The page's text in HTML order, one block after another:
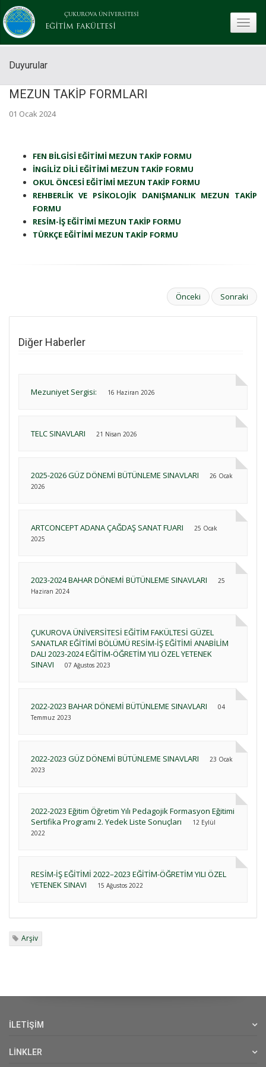
ÇUKUROVA ÜNİVERSİTESİ
EĞİTİM FAKÜLTESİ
Duyurular
MEZUN TAKİP FORMLARI
01 Ocak 2024
FEN BİLGİSİ EĞİTİMİ MEZUN TAKİP FORMU
İNGİLİZ DİLİ EĞİTİMİ MEZUN TAKİP FORMU
OKUL ÖNCESİ EĞİTİMİ MEZUN TAKİP FORMU
REHBERLİK VE PSİKOLOJİK DANIŞMANLIK MEZUN TAKİP
FORMU
RESİM-İŞ EĞİTİMİ MEZUN TAKİP FORMU
TÜRKÇE EĞİTİMİ MEZUN TAKİP FORMU
Önceki Sonraki
Diğer Haberler
Mezuniyet Sergisi: 16 Haziran 2026
TELC SINAVLARI 21 Nisan 2026
2025-2026 GÜZ DÖNEMİ BÜTÜNLEME SINAVLARI
26 Ocak
2026
ARTCONCEPT ADANA ÇAĞDAŞ SANAT FUARI
25 Ocak
2025
2023-2024 BAHAR DÖNEMİ BÜTÜNLEME SINAVLARI
25
Haziran 2024
ÇUKUROVA ÜNİVERSİTESİ EĞİTİM FAKÜLTESİ GÜZEL
SANATLAR EĞİTİMİ BÖLÜMÜ RESİM-İŞ EĞİTİMİ ANABİLİM
DALI 2023-2024 EĞİTİM-ÖĞRETİM YILI ÖZEL YETENEK
SINAVI
07 Ağustos 2023
2022-2023 BAHAR DÖNEMİ BÜTÜNLEME SINAVLARI
04
Temmuz 2023
2022-2023 GÜZ DÖNEMİ BÜTÜNLEME SINAVLARI
23 Ocak
2023
2022-2023 Eğitim Öğretim Yılı Pedagojik Formasyon Eğitimi
Sertifika Programı 2. Yedek Liste Sonuçları
12 Eylül
2022
RESİM-İŞ EĞİTİMİ 2022–2023 EĞİTİM-ÖĞRETİM YILI ÖZEL
YETENEK SINAVI
15 Ağustos 2022
Arşiv
İLETİŞİM
LİNKLER